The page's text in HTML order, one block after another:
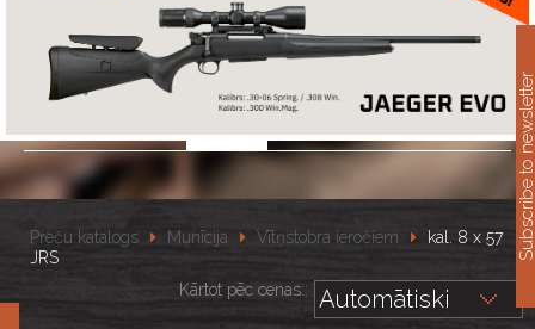
Preču katalogs Munīcija Vītņstobra ieročiem
kal. 8 x 57
JRS
Kārtot pēc cenas::
Subscribe